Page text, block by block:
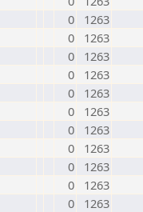
0
1263
0
1263
0
1263
0
1263
0
1263
0
1263
0
1263
0
1263
0
1263
0
1263
0
1263